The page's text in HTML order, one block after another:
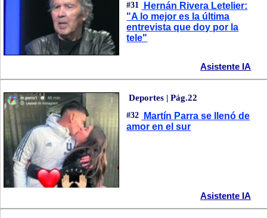
#31
Hernán Rivera Letelier:
"A lo mejor es la última
entrevista que doy por la
tele"
Asistente IA
Deportes | Pág.22
#32
Martín Parra se llenó de
amor en el sur
Asistente IA